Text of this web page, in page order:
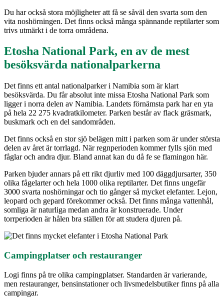
Du har också stora möjligheter att få se såväl den svarta som den
vita noshörningen. Det finns också många spännande reptilarter som
trivs utmärkt i de torra områdena.
Etosha National Park, en av de mest
besöksvärda nationalparkerna
Det finns ett antal nationalparker i Namibia som är klart
besöksvärda. Du får absolut inte missa Etosha National Park som
ligger i norra delen av Namibia. Landets förnämsta park har en yta
på hela 22 275 kvadratkilometer. Parken består av flack gräsmark,
buskmark och en del sandområden.
Det finns också en stor sjö belägen mitt i parken som är under största
delen av året är torrlagd. När regnperioden kommer fylls sjön med
fåglar och andra djur. Bland annat kan du då fe se flamingon här.
Parken bjuder annars på ett rikt djurliv med 100 däggdjursarter, 350
olika fågelarter och hela 1000 olika reptilarter. Det finns ungefär
3000 svarta noshörningar och tio gånger så mycket elefanter. Lejon,
leopard och gepard förekommer också. Det finns många vattenhål,
somliga är naturliga medan andra är konstruerade. Under
torrperioden är hålen bra ställen för att studera djuren på.
Campingplatser och restauranger
Logi finns på tre olika campingplatser. Standarden är varierande,
men restauranger, bensinstationer och livsmedelsbutiker finns på alla
campingar.